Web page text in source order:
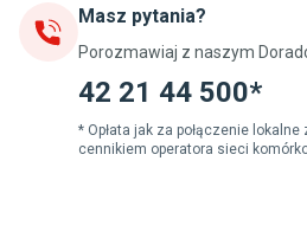
Jadalnia
Stoły do jadalni
Krzesła do jadalni
Dywany szare
Lampy w stylu loftowym
Lampy wiszące do jadalni
Masz pytania?
Porozmawiaj z naszym
42 21 44 500*
* Opłata jak za połączenie
cennikiem operatora sieci